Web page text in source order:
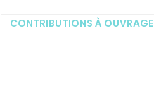
CONTRIBUTIONS À OUVRAGE